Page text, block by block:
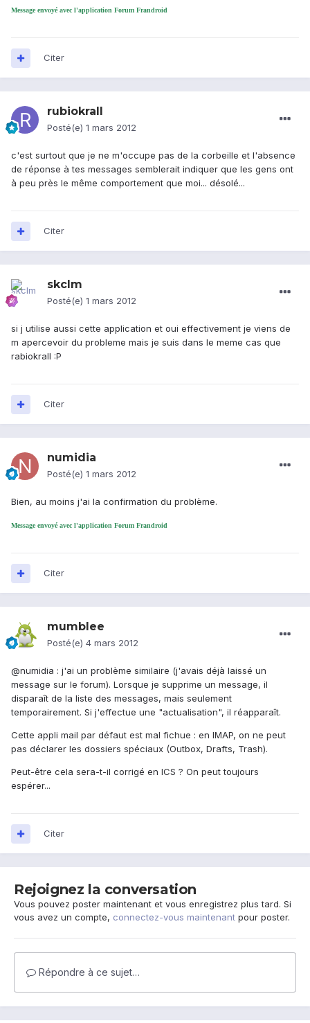
Message envoyé avec l'application Forum Frandroid
Citer
rubiokrall
Posté(e) 1 mars 2012
c'est surtout que je ne m'occupe pas de la corbeille et l'absence
de réponse à tes messages semblerait indiquer que les gens ont
à peu près le même comportement que moi... désolé...
Citer
skclm
Posté(e) 1 mars 2012
si j utilise aussi cette application et oui effectivement je viens de
m apercevoir du probleme mais je suis dans le meme cas que
rabiokrall :P
Citer
numidia
Posté(e) 1 mars 2012
Bien, au moins j'ai la confirmation du problème.
Message envoyé avec l'application Forum Frandroid
Citer
mumblee
Posté(e) 4 mars 2012
@numidia : j'ai un problème similaire (j'avais déjà laissé un
message sur le forum). Lorsque je supprime un message, il
disparaît de la liste des messages, mais seulement
temporairement. Si j'effectue une "actualisation", il réapparaît.
Cette appli mail par défaut est mal fichue : en IMAP, on ne peut
pas déclarer les dossiers spéciaux (Outbox, Drafts, Trash).
Peut-être cela sera-t-il corrigé en ICS ? On peut toujours
espérer...
Citer
Rejoignez la conversation
Vous pouvez poster maintenant et vous enregistrez plus tard. Si
vous avez un compte, connectez-vous maintenant pour poster.
Répondre à ce sujet…